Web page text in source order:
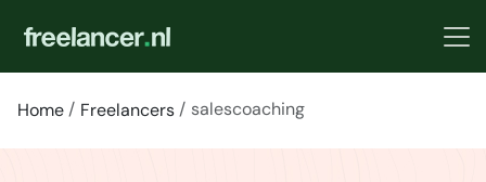
Home Freelancers salescoaching